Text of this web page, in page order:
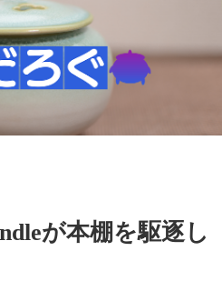
が本棚を駆逐し